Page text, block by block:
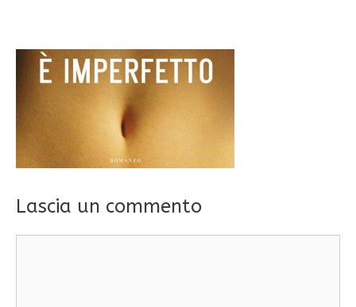
Lascia un commento